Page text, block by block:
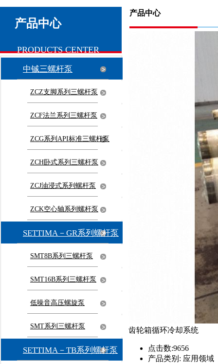
产品中心
产品中心
PRODUCTS CENTER
中铖三螺杆泵
ZCZ支脚系列三螺杆泵
ZCF法兰系列三螺杆泵
ZCG系列API标准三螺杆泵
ZCH卧式系列三螺杆泵
ZCJ油浸式系列螺杆泵
ZCK空心轴系列螺杆泵
SETTIMA－GR系列螺杆泵
SMT8B系列三螺杆泵
SMT16B系列三螺杆泵
低噪音高压螺旋泵
SMT系列三螺杆泵
SETTIMA－TB系列螺杆泵
齿轮箱循环冷却系统
点击数:9656
产品类别: 应用领域